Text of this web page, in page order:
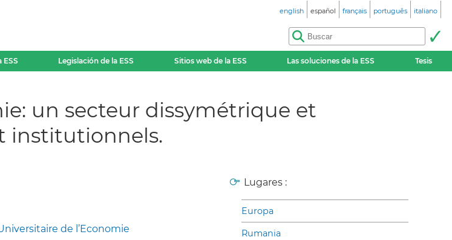
english español français português italiano
ESS Legislación de la ESS Sitios web de la ESS Las soluciones de la ESS Tesis
un secteur dissymétrique et
institutionnels.
de l’Economie
Lugares :
Europa
Rumania